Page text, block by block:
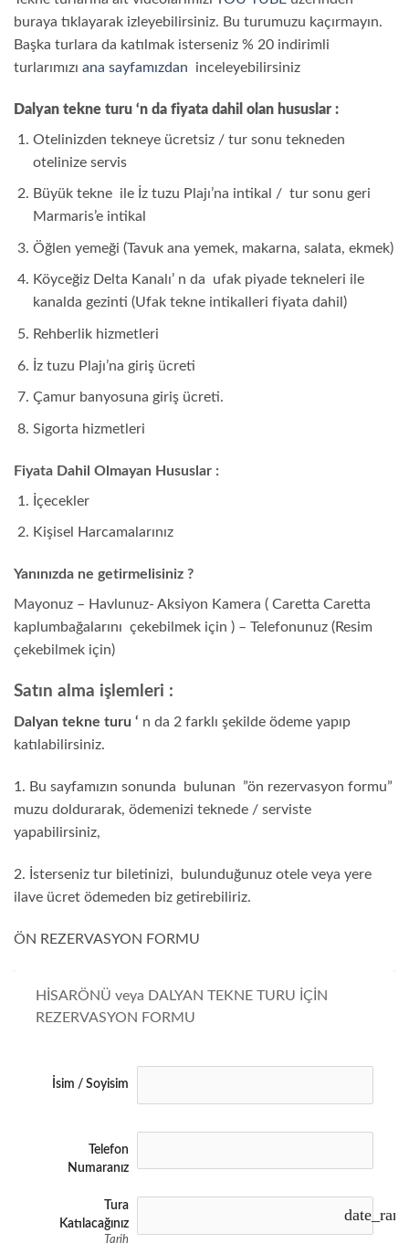
buraya tıklayarak izleyebilirsiniz. Bu turumuzu kaçırmayın.
Başka turlara da katılmak isterseniz % 20 indirimli
turlarımızı ana sayfamızdan inceleyebilirsiniz
Dalyan tekne turu ‘n da fiyata dahil olan hususlar :
Otelinizden tekneye ücretsiz / tur sonu tekneden
otelinize servis
Büyük tekne ile İz tuzu Plajı’na intikal / tur sonu geri
Marmaris’e intikal
Öğlen yemeği (Tavuk ana yemek, makarna, salata, ekmek)
Köyceğiz Delta Kanalı’ n da ufak piyade tekneleri ile
kanalda gezinti (Ufak tekne intikalleri fiyata dahil)
Rehberlik hizmetleri
İz tuzu Plajı’na giriş ücreti
Çamur banyosuna giriş ücreti.
Sigorta hizmetleri
Fiyata Dahil Olmayan Hususlar :
İçecekler
Kişisel Harcamalarınız
Yanınızda ne getirmelisiniz ?
Mayonuz – Havlunuz- Aksiyon Kamera ( Caretta Caretta
kaplumbağalarını çekebilmek için ) – Telefonunuz (Resim
çekebilmek için)
Satın alma işlemleri :
Dalyan tekne turu ‘ n da 2 farklı şekilde ödeme yapıp
katılabilirsiniz.
1. Bu sayfamızın sonunda bulunan ”ön rezervasyon formu”
muzu doldurarak, ödemenizi teknede / serviste
yapabilirsiniz,
2. İsterseniz tur biletinizi, bulunduğunuz otele veya yere
ilave ücret ödemeden biz getirebiliriz.
ÖN REZERVASYON FORMU
HİSARÖNÜ veya DALYAN TEKNE TURU İÇİN
REZERVASYON FORMU
İsim / Soyisim
Telefon
Numaranız
Tura
Katılacağınız
Tarih